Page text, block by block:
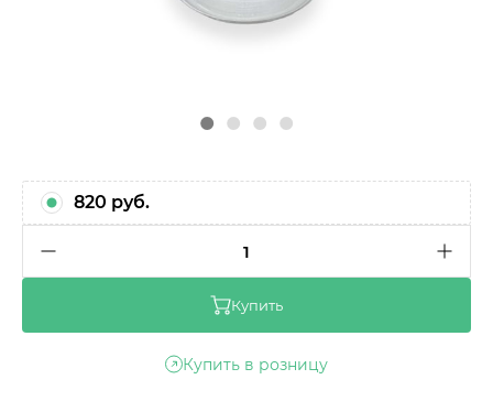
820 руб.
1
Купить
Купить в розницу